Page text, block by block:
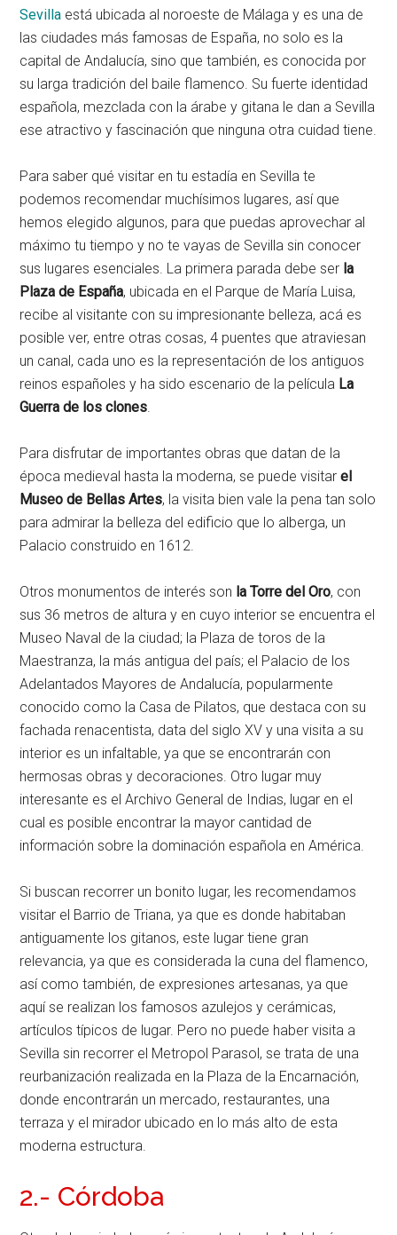
Sevilla está ubicada al noroeste de Málaga y es una de
las ciudades más famosas de España, no solo es la
capital de Andalucía, sino que también, es conocida por
su larga tradición del baile flamenco. Su fuerte identidad
española, mezclada con la árabe y gitana le dan a Sevilla
ese atractivo y fascinación que ninguna otra cuidad tiene.
Para saber qué visitar en tu estadía en Sevilla te
podemos recomendar muchísimos lugares, así que
hemos elegido algunos, para que puedas aprovechar al
máximo tu tiempo y no te vayas de Sevilla sin conocer
sus lugares esenciales. La primera parada debe ser la
Plaza de España, ubicada en el Parque de María Luisa,
recibe al visitante con su impresionante belleza, acá es
posible ver, entre otras cosas, 4 puentes que atraviesan
un canal, cada uno es la representación de los antiguos
reinos españoles y ha sido escenario de la película La
Guerra de los clones.
Para disfrutar de importantes obras que datan de la
época medieval hasta la moderna, se puede visitarel
Museo de Bellas Artes, la visita bien vale la pena tan solo
para admirar la belleza del edificio que lo alberga, un
Palacio construido en 1612.
Otros monumentos de interés son la Torre del Oro, con
sus 36 metros de altura y en cuyo interior se encuentra el
Museo Naval de la ciudad; la Plaza de toros de la
Maestranza, la más antigua del país; el Palacio de los
Adelantados Mayores de Andalucía, popularmente
conocido como la Casa de Pilatos, que destaca con su
fachada renacentista, data del siglo XV y una visita a su
interior es un infaltable, ya que se encontrarán con
hermosas obras y decoraciones. Otro lugar muy
interesante es el Archivo General de Indias, lugar en el
cual es posible encontrar la mayor cantidad de
información sobre la dominación española en América.
Si buscan recorrer un bonito lugar, les recomendamos
visitar el Barrio de Triana, ya que es donde habitaban
antiguamente los gitanos, este lugar tiene gran
relevancia, ya que es considerada la cuna del flamenco,
así como también, de expresiones artesanas, ya que
aquí se realizan los famosos azulejos y cerámicas,
artículos típicos de lugar. Pero no puede haber visita a
Sevilla sin recorrer el Metropol Parasol, se trata de una
reurbanización realizada en la Plaza de la Encarnación,
donde encontrarán un mercado, restaurantes, una
terraza y el mirador ubicado en lo más alto de esta
moderna estructura.
2.- Córdoba